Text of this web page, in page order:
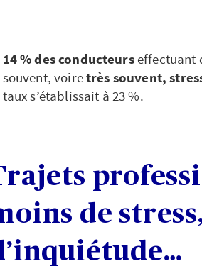
14 % des conducteurseffectuant
souvent, voiretrès souvent,
taux s’établissait à 23 %.
de